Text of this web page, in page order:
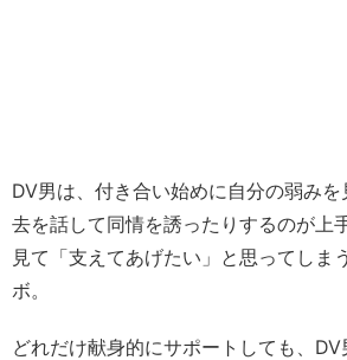
DV男は、付き合い始めに自分の弱み
去を話して同情を誘ったりするのが上
見て「支えてあげたい」と思ってしま
ボ。
どれだけ献身的にサポートしても、